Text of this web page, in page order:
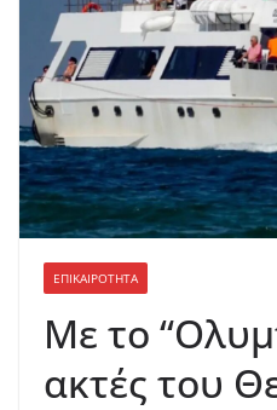
ΕΠΙΚΑΙΡΟΤΗΤΑ
Με το
ακτές του